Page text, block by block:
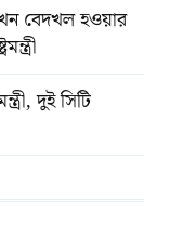
বেদখল হওয়ার
দুই সিটি